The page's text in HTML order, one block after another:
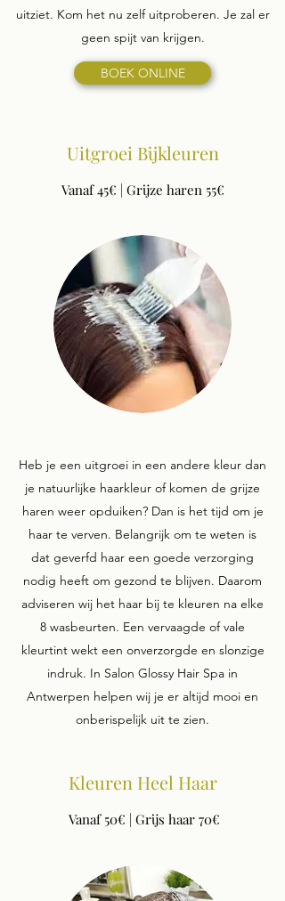
uitziet. Kom het nu zelf uitproberen. Je zal er
geen spijt van krijgen.
BOEK ONLINE
Uitgroei Bijkleuren
Vanaf 45€ | Grijze haren 55€
Heb je een uitgroei in een andere kleur dan
je natuurlijke haarkleur of komen de grijze
haren weer opduiken? Dan is het tijd om je
haar te verven. Belangrijk om te weten is
dat geverfd haar een goede verzorging
nodig heeft om gezond te blijven. Daarom
adviseren wij het haar bij te kleuren na elke
8 wasbeurten. Een vervaagde of vale
kleurtint wekt een onverzorgde en slonzige
indruk. In Salon Glossy Hair Spa in
Antwerpen helpen wij je er altijd mooi en
onberispelijk uit te zien.
Kleuren Heel Haar
Vanaf 50€ | Grijs haar 70€